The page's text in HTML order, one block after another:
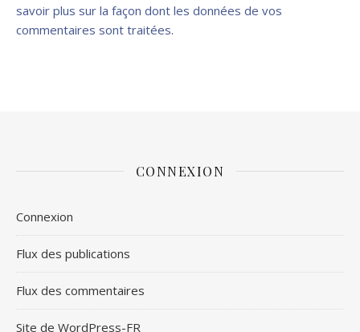
savoir plus sur la façon dont les données de vos
commentaires sont traitées.
CONNEXION
Connexion
Flux des publications
Flux des commentaires
Site de WordPress-FR